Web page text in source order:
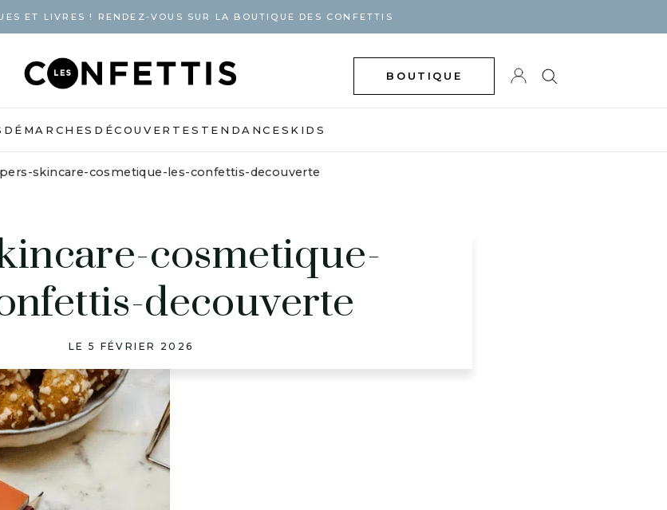
ET LIVRES ! RENDEZ-VOUS SUR LA BOUTIQUE DES CONFETTIS
BOUTIQUE
DÉMARCHES DÉCOUVERTES TENDANCES KIDS
pers-skincare-cosmetique-les-confettis-decouverte
cosmetique-
decouverte
LE 5 FÉVRIER 2026